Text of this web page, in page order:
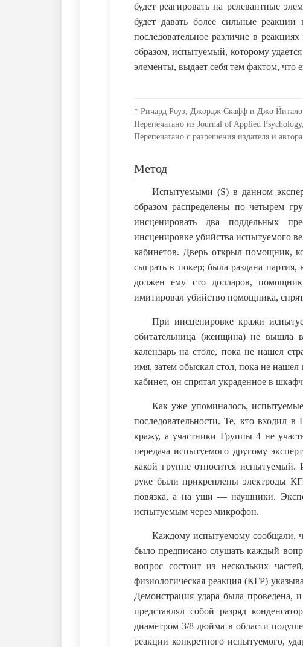
будет реагировать на релевантные
будет давать более сильные
последовательное различие в
образом, испытуемый, которому
элементы, выдает себя тем фактом, что
* Ричард Роуз, Джордж Скафф и Джо Йитало
Перепечатано из Journal of Applied
Перепечатано с разрешения издателя и автора.
Метод
Испытуемыми (S) в данном
образом распределены по четырем
инсценировать два поддельных
инсценировке убийства испытуемого
кабинетов. Дверь открыл помощник,
сыграть в покер; была раздана
должен ему сто долларов,
имитировал убийство помощника,
При инсценировке кражи
обитательница (женщина) не вышла
календарь на столе, пока не нашел
имя, затем обыскал стол, пока не
кабинет, он спрятал украденное в
Как уже упоминалось,
последовательности. Те, кто входил
кражу, а участники Группы 4 не
передача испытуемого другому
какой группе относится
руке были прикреплены электроды
повязка, а на уши — наушники.
испытуемым через микрофон.
Каждому испытуемому сообщали,
было предписано слушать каждый
вопрос состоит из нескольких
физиологическая реакция (КГР)
Демонстрация удара была проведена,
представлял собой разряд
диаметром 3/8 дюйма в области
реакции конкретного испытуемого,